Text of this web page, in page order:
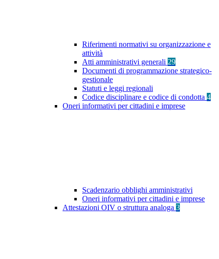
Riferimenti normativi su organizzazione e
attività
Atti amministrativi generali 29
Documenti di programmazione strategico-
gestionale
Statuti e leggi regionali
Codice disciplinare e codice di condotta 4
Oneri informativi per cittadini e imprese
Scadenzario obblighi amministrativi
Oneri informativi per cittadini e imprese
Attestazioni OIV o struttura analoga 3